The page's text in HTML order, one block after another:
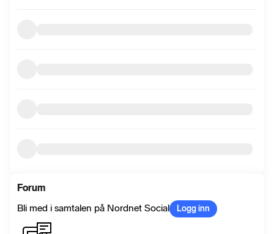
Forum
Bli med i samtalen på Nordnet Social
Logg inn